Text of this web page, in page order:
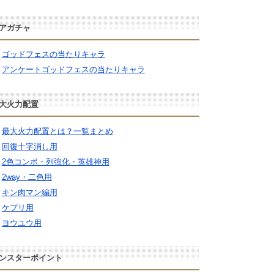
ガチャ
ゴッドフェスの当たりキャラ
アンケートゴッドフェスの当たりキャラ
火力配置
最大火力配置とは？一覧まとめ
回復十字消し用
2色コンボ・列強化・英雄神用
2way・二色用
キン肉マン編用
ケプリ用
ヨウユウ用
スターポイント